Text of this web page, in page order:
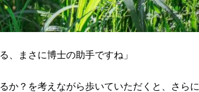
、まさに博士の助手ですね」
か？を考えながら歩いていただくと、さらに